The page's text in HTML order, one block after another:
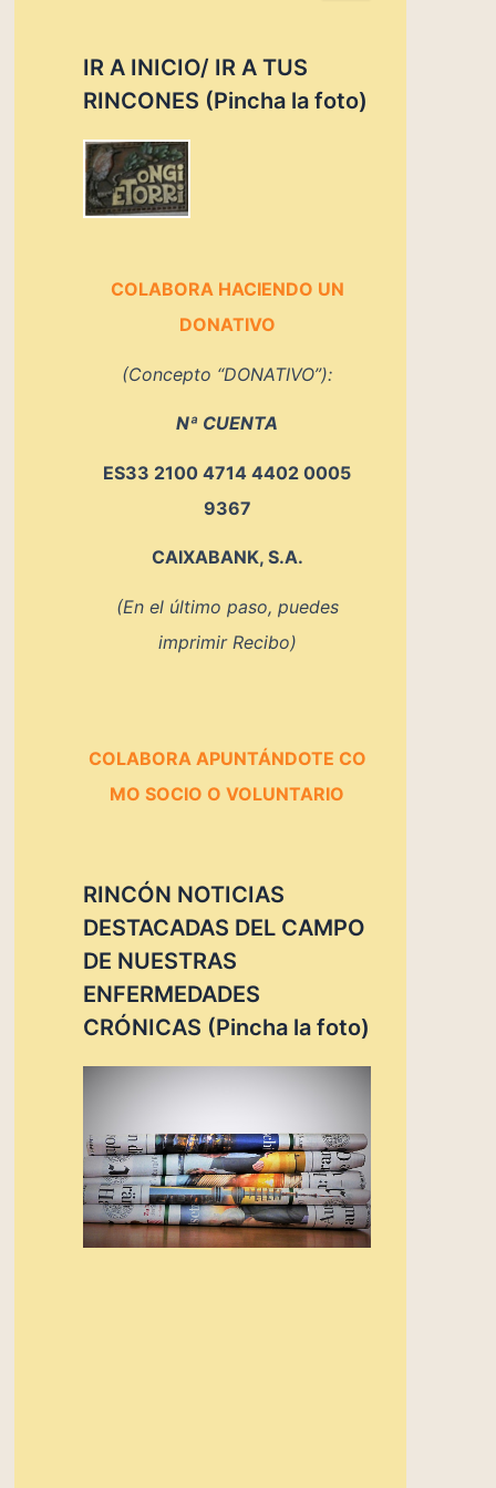
a
p
r
:
IR A INICIO/ IR A TUS
RINCONES (Pincha la foto)
COLABORA HACIENDO UN
DONATIVO
(Concepto “DONATIVO”):
Nª CUENTA
ES33 2100 4714 4402 0005
9367
CAIXABANK, S.A.
(En el último paso, puedes
imprimir Recibo)
COLABORA APUNTÁNDOTE CO
MO SOCIO O VOLUNTARIO
RINCÓN NOTICIAS
DESTACADAS DEL CAMPO
DE NUESTRAS
ENFERMEDADES
CRÓNICAS (Pincha la foto)